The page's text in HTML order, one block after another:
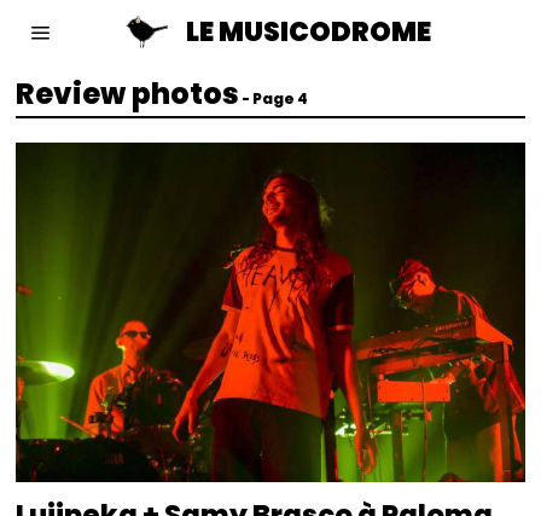
LE MUSICODROME
Review photos - Page 4